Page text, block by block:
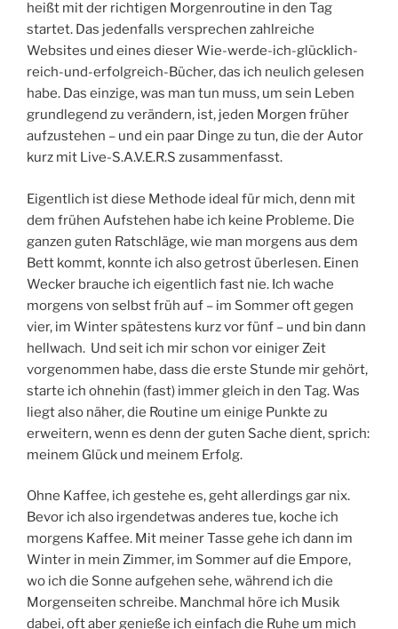
heißt mit der richtigen Morgenroutine in den Tag
startet. Das jedenfalls versprechen zahlreiche
Websites und eines dieser Wie-werde-ich-glücklich-
reich-und-erfolgreich-Bücher, das ich neulich gelesen
habe. Das einzige, was man tun muss, um sein Leben
grundlegend zu verändern, ist, jeden Morgen früher
aufzustehen – und ein paar Dinge zu tun, die der Autor
kurz mit Live-S.A.V.E.R.S zusammenfasst.
Eigentlich ist diese Methode ideal für mich, denn mit
dem frühen Aufstehen habe ich keine Probleme. Die
ganzen guten Ratschläge, wie man morgens aus dem
Bett kommt, konnte ich also getrost überlesen. Einen
Wecker brauche ich eigentlich fast nie. Ich wache
morgens von selbst früh auf – im Sommer oft gegen
vier, im Winter spätestens kurz vor fünf – und bin dann
hellwach. Und seit ich mir schon vor einiger Zeit
vorgenommen habe, dass die erste Stunde mir gehört,
starte ich ohnehin (fast) immer gleich in den Tag. Was
liegt also näher, die Routine um einige Punkte zu
erweitern, wenn es denn der guten Sache dient, sprich:
meinem Glück und meinem Erfolg.
Ohne Kaffee, ich gestehe es, geht allerdings gar nix.
Bevor ich also irgendetwas anderes tue, koche ich
morgens Kaffee. Mit meiner Tasse gehe ich dann im
Winter in mein Zimmer, im Sommer auf die Empore,
wo ich die Sonne aufgehen sehe, während ich die
Morgenseiten schreibe. Manchmal höre ich Musik
dabei, oft aber genieße ich einfach die Ruhe um mich